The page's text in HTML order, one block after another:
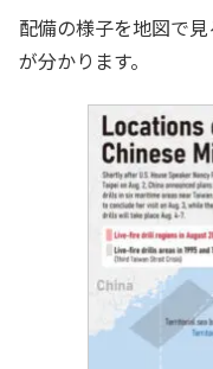
配備の様子を地図で
が分かります。